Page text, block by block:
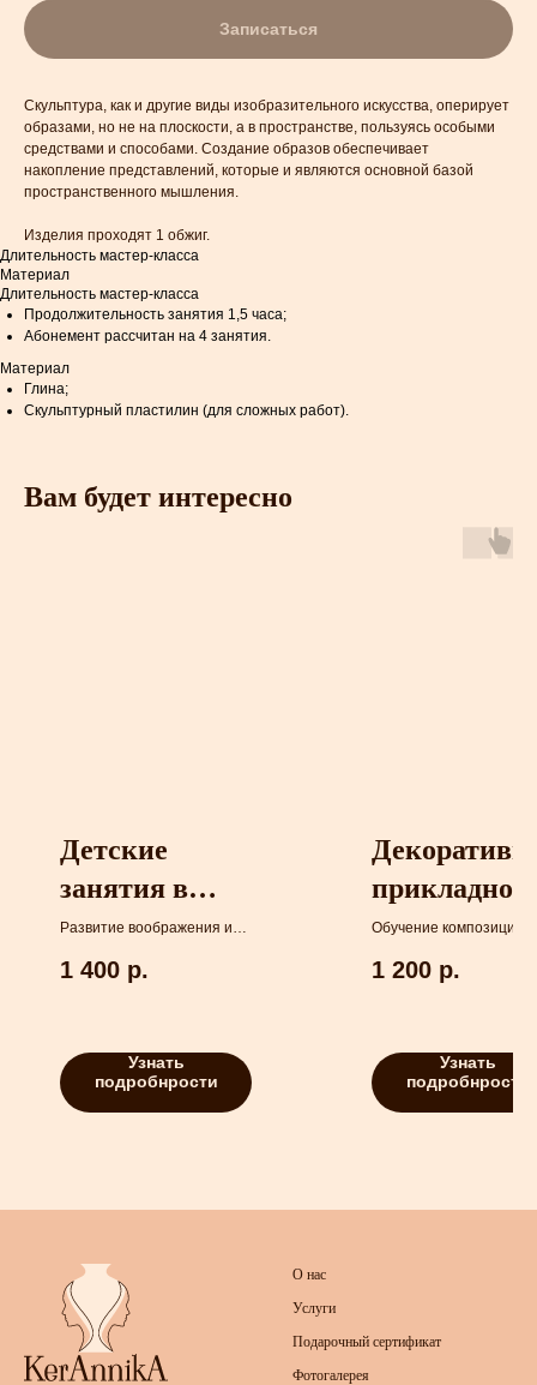
Записаться
Скульптура, как и другие виды изобразительного искусства, оперирует
образами, но не на плоскости, а в пространстве, пользуясь особыми
средствами и способами. Создание образов обеспечивает
накопление представлений, которые и являются основной базой
пространственного мышления.
Изделия проходят 1 обжиг.
Длительность мастер-класса
Материал
Длительность мастер-класса
Продолжительность занятия 1,5 часа;
Абонемент рассчитан на 4 занятия.
Материал
Глина;
Скульптурный пластилин (для сложных работ).
Вам будет интересно
Детские
занятия в
группе 7+
Развитие воображения и
1 400 р.
Узнать
подробнрости
прикладное
искусство
лет
Обучение композиции и
1 200 р.
Узнать
подробнрости
О нас
Услуги
Подарочный сертификат
Фотогалерея